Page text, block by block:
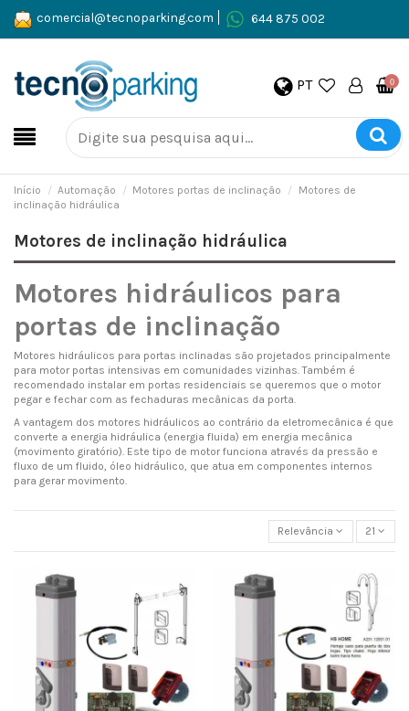
comercial@tecnoparking.com 644 875 002
PT 0
Início Automação Motores portas de inclinação
Motores de
inclinação hidráulica
Motores de inclinação hidráulica
Motores hidráulicos para
portas de inclinação
Motores hidráulicos para portas inclinadas são projetados principalmente
para motor portas intensivas em comunidades vizinhas. Também é
recomendado instalar em portas residenciais se queremos que o motor
pegar e fechar com as fechaduras mecânicas da porta.
A vantagem dos motores hidráulicos ao contrário da eletromecânica é que
converte a energia hidráulica (energia fluida) em energia mecânica
(movimento giratório). Este tipo de motor funciona através da pressão e
fluxo de um fluido, óleo hidráulico, que atua em componentes internos
para gerar movimento.
Relevância 21